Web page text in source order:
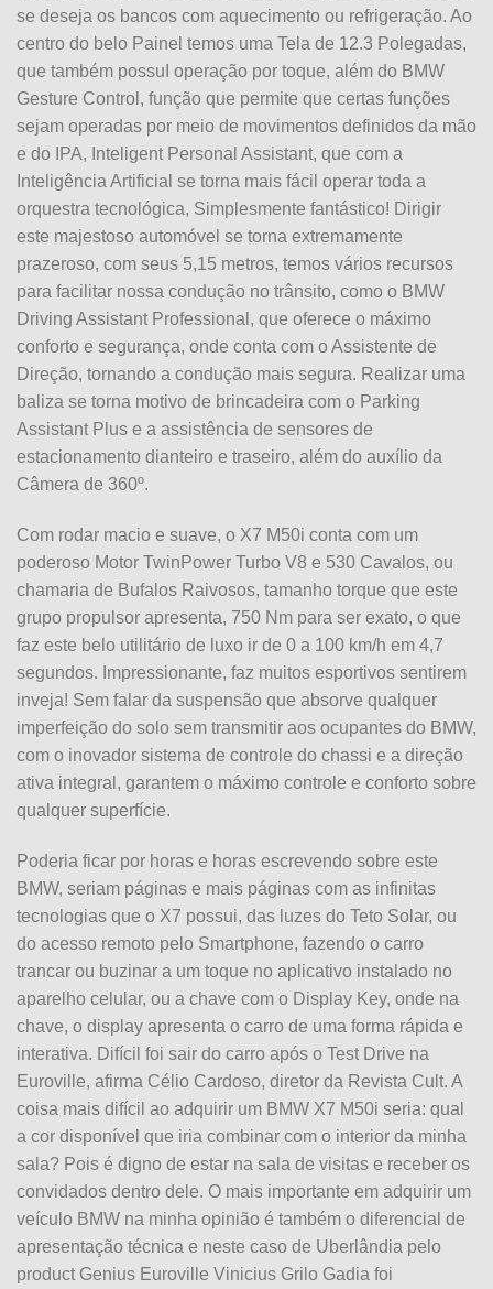
se deseja os bancos com aquecimento ou refrigeração. Ao
centro do belo Painel temos uma Tela de 12.3 Polegadas,
que também possuI operação por toque, além do BMW
Gesture Control, função que permite que certas funções
sejam operadas por meio de movimentos definidos da mão
e do IPA, Inteligent Personal Assistant, que com a
Inteligência Artificial se torna mais fácil operar toda a
orquestra tecnológica, Simplesmente fantástico! Dirigir
este majestoso automóvel se torna extremamente
prazeroso, com seus 5,15 metros, temos vários recursos
para facilitar nossa condução no trânsito, como o BMW
Driving Assistant Professional, que oferece o máximo
conforto e segurança, onde conta com o Assistente de
Direção, tornando a condução mais segura. Realizar uma
baliza se torna motivo de brincadeira com o Parking
Assistant Plus e a assistência de sensores de
estacionamento dianteiro e traseiro, além do auxílio da
Câmera de 360º.
Com rodar macio e suave, o X7 M50i conta com um
poderoso Motor TwinPower Turbo V8 e 530 Cavalos, ou
chamaria de Bufalos Raivosos, tamanho torque que este
grupo propulsor apresenta, 750 Nm para ser exato, o que
faz este belo utilitário de luxo ir de 0 a 100 km/h em 4,7
segundos. Impressionante, faz muitos esportivos sentirem
inveja! Sem falar da suspensão que absorve qualquer
imperfeição do solo sem transmitir aos ocupantes do BMW,
com o inovador sistema de controle do chassi e a direção
ativa integral, garantem o máximo controle e conforto sobre
qualquer superfície.
Poderia ficar por horas e horas escrevendo sobre este
BMW, seriam páginas e mais páginas com as infinitas
tecnologias que o X7 possui, das luzes do Teto Solar, ou
do acesso remoto pelo Smartphone, fazendo o carro
trancar ou buzinar a um toque no aplicativo instalado no
aparelho celular, ou a chave com o Display Key, onde na
chave, o display apresenta o carro de uma forma rápida e
interativa. Difícil foi sair do carro após o Test Drive na
Euroville, afirma Célio Cardoso, diretor da Revista Cult. A
coisa mais difícil ao adquirir um BMW X7 M50i seria: qual
a cor disponível que iria combinar com o interior da minha
sala? Pois é digno de estar na sala de visitas e receber os
convidados dentro dele. O mais importante em adquirir um
veículo BMW na minha opinião é também o diferencial de
apresentação técnica e neste caso de Uberlândia pelo
product Genius Euroville Vinicius Grilo Gadia foi